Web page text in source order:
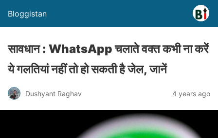
Bloggistan
सावधान : WhatsApp चलाते वक्त कभी ना करें
ये गलतियां नहीं तो हो सकती है जेल, जानें
Dushyant Raghav 4 years ago